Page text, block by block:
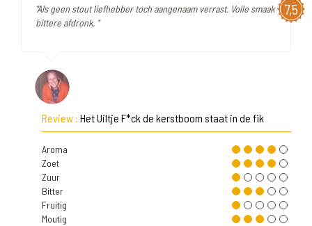
7,5
"Als geen stout liefhebber toch aangenaam verrast. Volle smaak
bittere afdronk. "
Review : Het Uiltje F*ck de kerstboom staat in de fik
Aroma
Zoet
Zuur
Bitter
Fruitig
Moutig